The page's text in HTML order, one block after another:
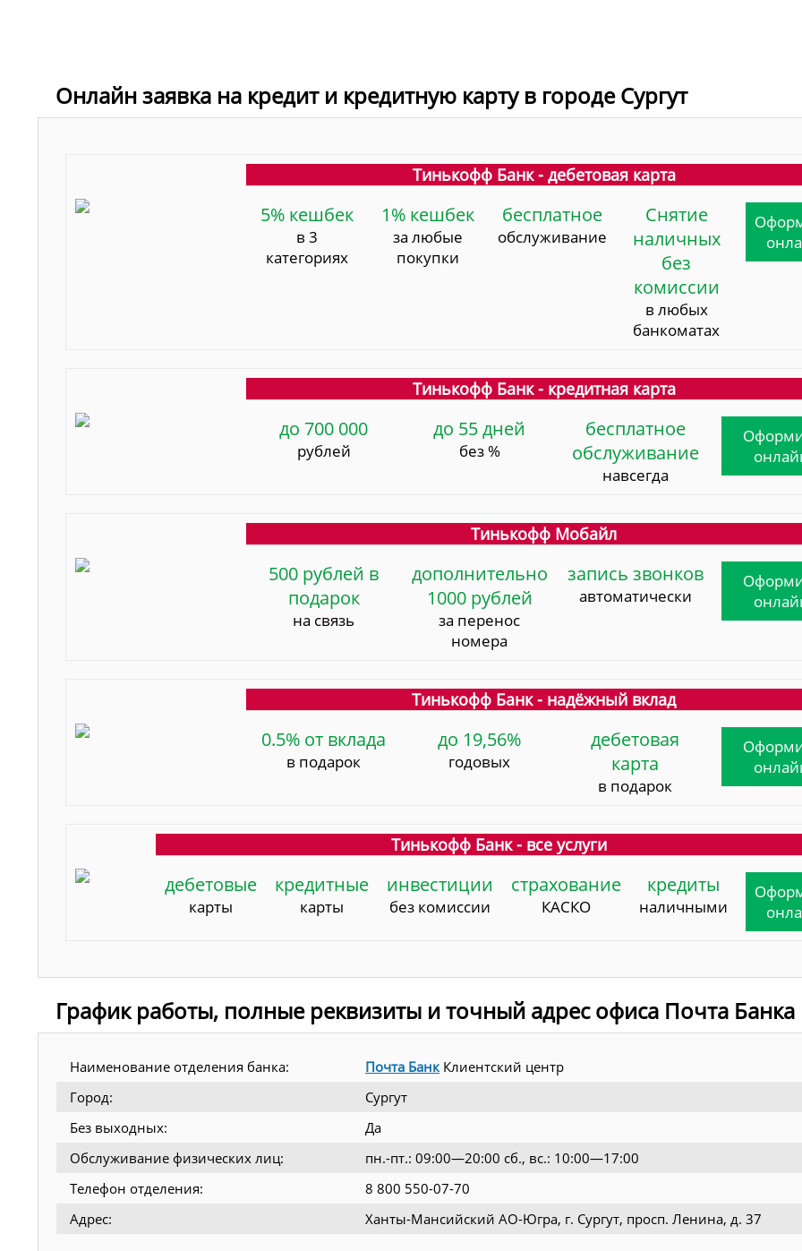
Онлайн заявка на кредит и кредитную карту в городе Сургут
Тинькофф Банк - дебетовая карта
5% кешбек
в 3
категориях
1% кешбек
за любые
покупки
бесплатное
обслуживание
Снятие
наличных
без
комиссии
в любых
банкоматах
Тинькофф Банк - кредитная карта
до 700 000
рублей
до 55 дней
без %
бесплатное
обслуживание
навсегда
Тинькофф Мобайл
500 рублей в
подарок
на связь
дополнительно
1000 рублей
за перенос
номера
запись звонков
автоматически
Тинькофф Банк - надёжный вклад
0.5% от вклада
в подарок
до 19,56%
годовых
дебетовая
карта
в подарок
Тинькофф Банк - все услуги
дебетовые
карты
кредитные
карты
инвестиции
без комиссии
страхование
КАСКО
кредиты
наличными
График работы, полные реквизиты и точный адрес офиса Почта Банка
Наименование отделения банка: Почта Банк Клиентский центр
Город:
Сургут
Без выходных:
Да
Обслуживание физических лиц:
пн.-пт.: 09:00—20:00 сб., вс.: 10:00—17:00
Телефон отделения:
8 800 550-07-70
Адрес:
Ханты-Мансийский АО-Югра, г. Сургут, просп. Ленина, д. 37